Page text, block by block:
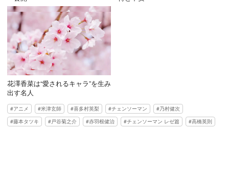
花澤香菜は“愛されるキャラ”を生み
出す名人
アニメ 米津玄師 喜多村英梨 チェンソーマン
乃村健次
藤本タツキ
戸谷菊之介 赤羽根健治 チェンソーマン レゼ篇 高橋英則